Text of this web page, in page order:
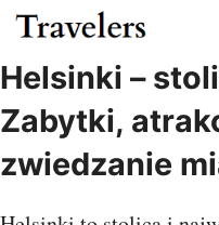
Przejdź
do
treści
Helsinki –
Zabytki,
zwiedzanie